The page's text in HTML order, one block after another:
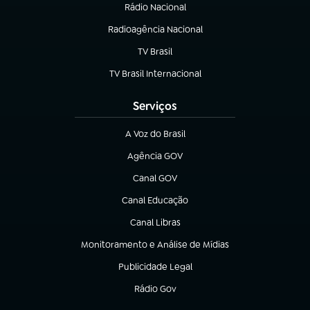
Rádio Nacional
Radioagência Nacional
(abre em nova aba)
TV Brasil
(abre em nova aba)
TV Brasil Internacional
(abre em nova aba)
Serviços
A Voz do Brasil
(abre em nova aba)
Agência GOV
(abre em nova aba)
Canal GOV
(abre em nova aba)
Canal Educação
(abre em nova aba)
Canal Libras
(abre em nova aba)
Monitoramento e Análise de Mídias
(abre em nova aba)
Publicidade Legal
(abre em nova aba)
Rádio Gov
(abre em nova aba)